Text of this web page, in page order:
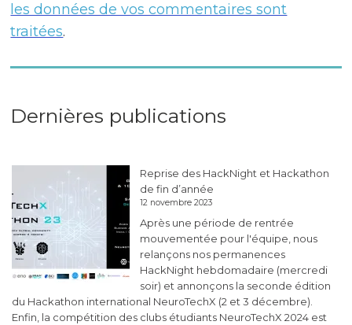
les données de vos commentaires sont
traitées.
Dernières publications
Reprise des HackNight et Hackathon
de fin d’année
12 novembre 2023
Après une période de rentrée
mouvementée pour l'équipe, nous
relançons nos permanences
HackNight hebdomadaire (mercredi
soir) et annonçons la seconde édition
du Hackathon international NeuroTechX (2 et 3 décembre).
Enfin, la compétition des clubs étudiants NeuroTechX 2024 est